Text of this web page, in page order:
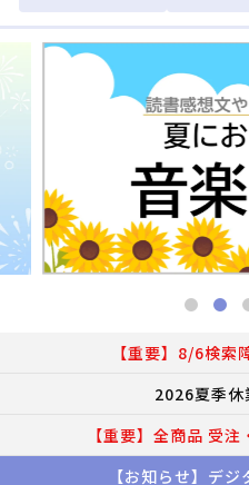
【重要】8/6検索
2026夏季休
【重要】全商品 受
【お知らせ】デ